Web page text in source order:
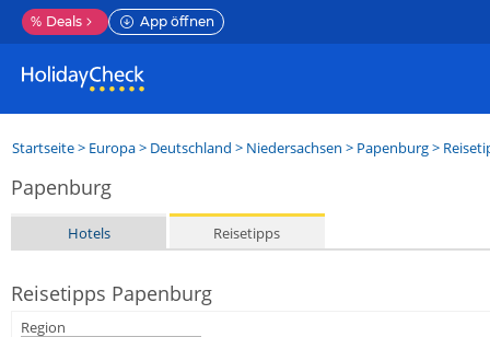
% Deals App öffnen
Startseite> Europa> Deutschland > Niedersachsen > Papenburg>
Papenburg
Hotels Reisetipps
Reisetipps Papenburg
Region